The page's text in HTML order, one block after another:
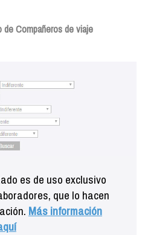
de Compañeros de viaje
es de uso exclusivo
que lo hacen
Más información